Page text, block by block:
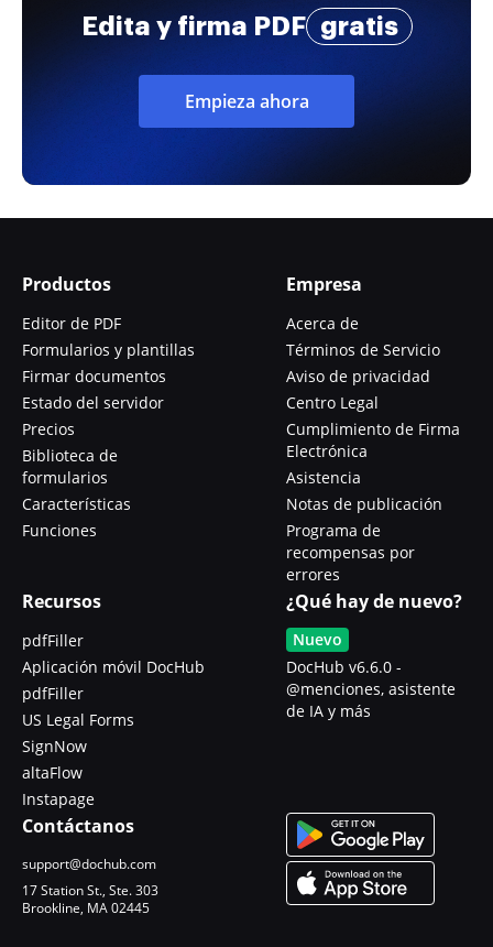
Edita y firma PDF gratis
Empieza ahora
Productos
Editor de PDF
Formularios y plantillas
Firmar documentos
Estado del servidor
Precios
Biblioteca de
formularios
Características
Funciones
Empresa
Acerca de
Términos de Servicio
Aviso de privacidad
Centro Legal
Cumplimiento de Firma
Electrónica
Asistencia
Notas de publicación
Programa de
recompensas por
errores
Recursos
pdfFiller
Aplicación móvil DocHub
pdfFiller
US Legal Forms
SignNow
altaFlow
Instapage
¿Qué hay de nuevo?
Nuevo
DocHub v6.6.0 -
@menciones, asistente
de IA y más
Contáctanos
support@dochub.com
17 Station St., Ste. 303
Brookline, MA 02445